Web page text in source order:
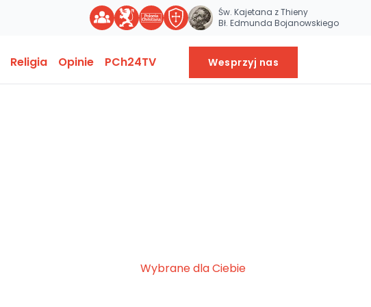
Św. Kajetana z Thieny
Bł. Edmunda Bojanowskiego
Religia Opinie PCh24TV Wesprzyj nas
Wybrane dla Ciebie